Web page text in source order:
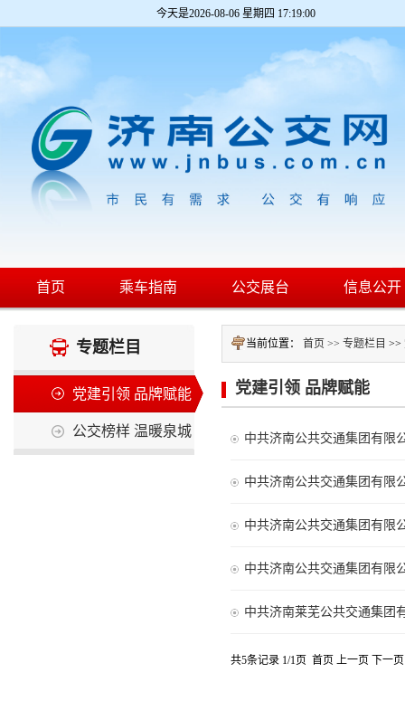
今天是2026-08-06 星期四 17:19:01
首页 乘车指南 公交展台 信息公开
专题栏目
党建引领 品牌赋能
公交榜样 温暖泉城
当前位置： 首页 >> 专题栏目 >>
党建引领 品牌赋能
中共济南公共交通集团有限
中共济南公共交通集团有限
中共济南公共交通集团有限
中共济南公共交通集团有限
中共济南莱芜公共交通集团
共5条记录 1/1页 首页 上一页 下一页